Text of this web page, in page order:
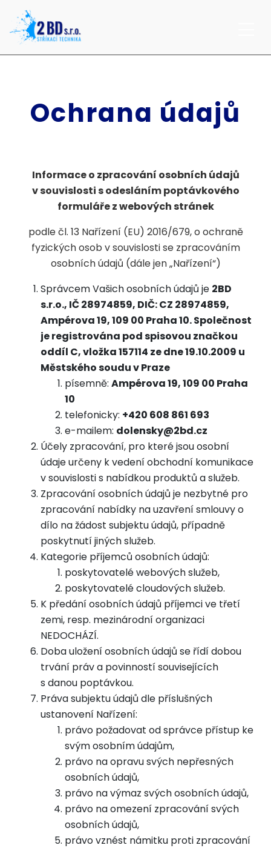
Ochrana údajů
Informace o zpracování osobních údajů
v souvislosti s odesláním poptávkového
formuláře z webových stránek
podle čl. 13 Nařízení (EU) 2016/679, o ochraně
fyzických osob v souvislosti se zpracováním
osobních údajů (dále jen „Nařízení“)
Správcem Vašich osobních údajů je 2BD
s.r.o., IČ 28974859, DIČ: CZ 28974859,
Ampérova 19, 109 00 Praha 10. Společnost
je registrována pod spisovou značkou
oddíl C, vložka 157114 ze dne 19.10.2009 u
Městského soudu v Praze
písemně: Ampérova 19, 109 00 Praha
10
telefonicky: +420 608 861 693
e-mailem: dolensky@2bd.cz
Účely zpracování, pro které jsou osobní
údaje určeny k vedení obchodní komunikace
v souvislosti s nabídkou produktů a služeb.
Zpracování osobních údajů je nezbytné pro
zpracování nabídky na uzavření smlouvy o
dílo na žádost subjektu údajů, případně
poskytnutí jiných služeb.
Kategorie příjemců osobních údajů:
poskytovatelé webových služeb,
poskytovatelé cloudových služeb.
K předání osobních údajů příjemci ve třetí
zemi, resp. mezinárodní organizaci
NEDOCHÁZÍ.
Doba uložení osobních údajů se řídí dobou
trvání práv a povinností souvisejících
s danou poptávkou.
Práva subjektu údajů dle příslušných
ustanovení Nařízení:
právo požadovat od správce přístup ke
svým osobním údajům,
právo na opravu svých nepřesných
osobních údajů,
právo na výmaz svých osobních údajů,
právo na omezení zpracování svých
osobních údajů,
právo vznést námitku proti zpracování